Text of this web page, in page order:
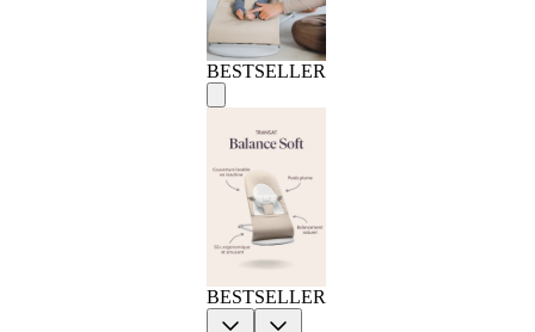
BESTSELLER
BESTSELLER
Previous